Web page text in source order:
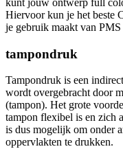
kunt jouw ontwerp full
Hiervoor kun je het beste
je gebruik maakt van
tampondruk
Tampondruk is een
wordt overgebracht door
(tampon). Het grote
tampon flexibel is en zich
is dus mogelijk om onder
oppervlakten te drukken.